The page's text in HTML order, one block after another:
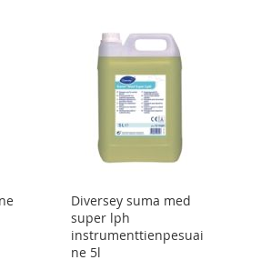
Diversey suma med
super lph
instrumenttienpesuai
ne 5l